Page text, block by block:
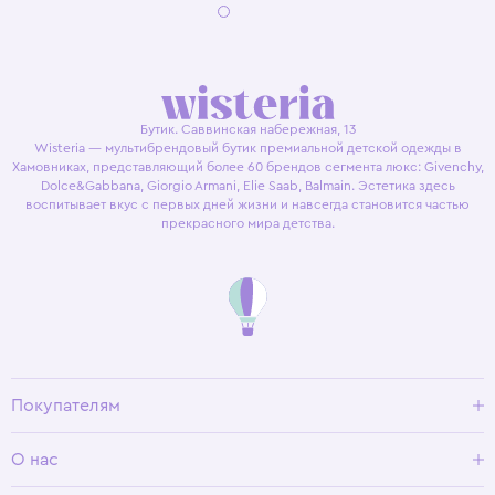
Бутик. Саввинская набережная, 13
Wisteria — мультибрендовый бутик премиальной детской одежды в
Хамовниках, представляющий более 60 брендов сегмента люкс: Givenchy,
Dolce&Gabbana, Giorgio Armani, Elie Saab, Balmain. Эстетика здесь
воспитывает вкус с первых дней жизни и навсегда становится частью
прекрасного мира детства.
Покупателям
Условия возврата
О нас